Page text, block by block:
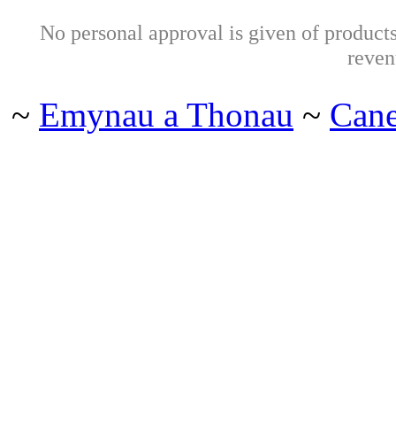
No personal approval is given of
~ Emynau a Thonau ~